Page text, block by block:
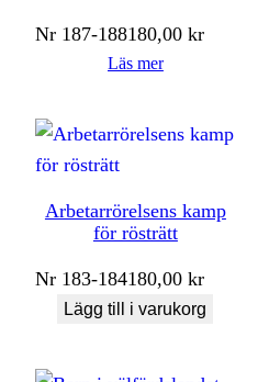
Nr 187-188180,00kr
Läs mer
Arbetarrörelsens kamp
för rösträtt
Nr 183-184180,00kr
Lägg till i varukorg